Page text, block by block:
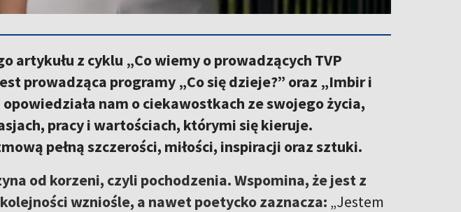
artykułu z cyklu „Co wiemy o prowadzących TVP
prowadząca programy „Co się dzieje?” oraz „Imbir i
nam o ciekawostkach ze swojego życia,
pracy i wartościach, którymi się kieruje.
pełną szczerości, miłości, inspiracji oraz sztuki.
od korzeni, czyli pochodzenia. Wspomina, że jest z
wzniośle, a nawet poetycko zaznacza: „Jestem